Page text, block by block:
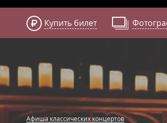
Купить билет
Афиша классических концертов